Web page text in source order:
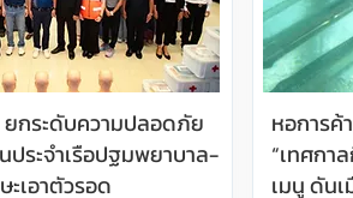
กระดับความปลอดภัย
ประจำเรือปฐมพยาบาล-
เอาตัวรอด
หอการค้
“เทศกา
เมนู ดัน